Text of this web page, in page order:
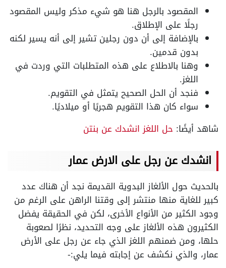
المقصود بالرجل هنا هو شيء مذكر وليس المقصود
رجلًا على الإطلاق.
بالإضافة إلى أن دون رجلين تشير إلى أنه يسير لكنه
بدون قدمين.
وهنا بالاطلاع على هذه المتطلبات التي وردت في
اللغز.
فنجد أن الحل الصحيح يتمثل في التقويم.
سواء كان هذا التقويم هجريًا أو ميلاديًا.
شاهد أيضًا: حل اللغز انشدك عن بنتن
انشدك عن رجل على الارض عمار
بالحديث حول الألغاز البدوية القديمة نجد أن هناك عدد
كبير للغاية منها منتشر إلى وقتنا الراهن على الرغم من
وجود الكثير من الأنواع الأخرى، لكن في الحقيقة يفضل
الكثيرون هذه الألغاز على وجه التحديد، نظرًا لصعوبة
حلها، ومن ضمنهم اللغز الذي جاء عن رجل على الأرض
عمار، والذي نكشف عن إجابته فيما يلي:-